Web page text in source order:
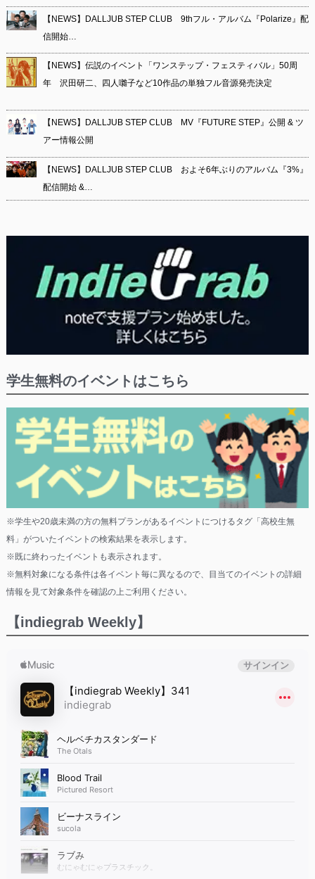
【NEWS】DALLJUB STEP CLUB 9thフル・アルバム『Polarize』配
信開始…
【NEWS】伝説のイベント「ワンステップ・フェスティバル」50周
年 沢田研二、四人囃子など10作品の単独フル音源発売決定
【NEWS】DALLJUB STEP CLUB MV『FUTURE STEP』公開 & ツ
アー情報公開
【NEWS】DALLJUB STEP CLUB およそ6年ぶりのアルバム『3%』
配信開始 &…
学生無料のイベントはこちら
※学生や20歳未満の方の無料プランがあるイベントにつけるタグ「高校生無
料」がついたイベントの検索結果を表示します。
※既に終わったイベントも表示されます。
※無料対象になる条件は各イベント毎に異なるので、目当てのイベントの詳細
情報を見て対象条件を確認の上ご利用ください。
【indiegrab Weekly】